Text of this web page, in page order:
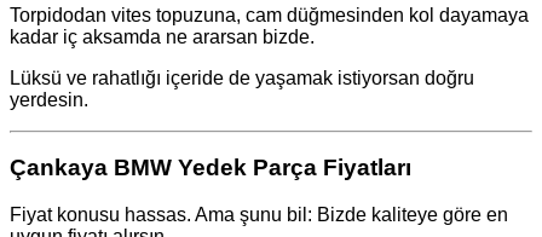
Torpidodan vites topuzuna, cam düğmesinden kol dayamaya
kadar iç aksamda ne ararsan bizde.
Lüksü ve rahatlığı içeride de yaşamak istiyorsan doğru
yerdesin.
Çankaya BMW Yedek Parça Fiyatları
Fiyat konusu hassas. Ama şunu bil: Bizde kaliteye göre en